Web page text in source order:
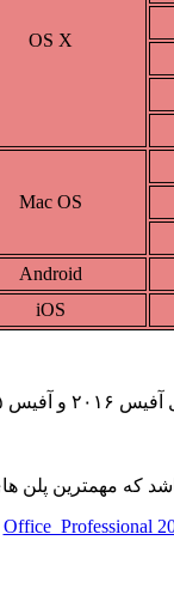
OS X
Mac OS
Android
iOS
۳۶۵ به
Office Professional